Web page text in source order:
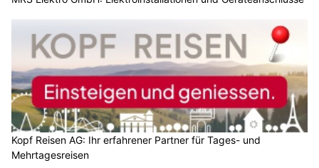
Kopf Reisen AG: Ihr erfahrener Partner für Tages- und
Mehrtagesreisen